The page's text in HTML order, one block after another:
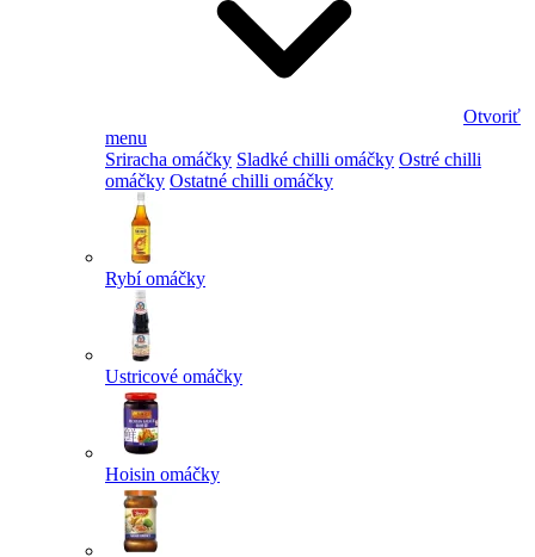
Otvoriť
menu
Sriracha omáčky Sladké chilli omáčky Ostré chilli
omáčky Ostatné chilli omáčky
Rybí omáčky
Ustricové omáčky
Hoisin omáčky